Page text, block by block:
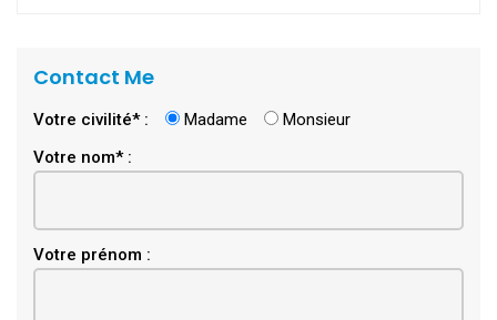
Contact Me
Votre civilité* : Madame
Monsieur
Votre nom* :
Votre prénom :